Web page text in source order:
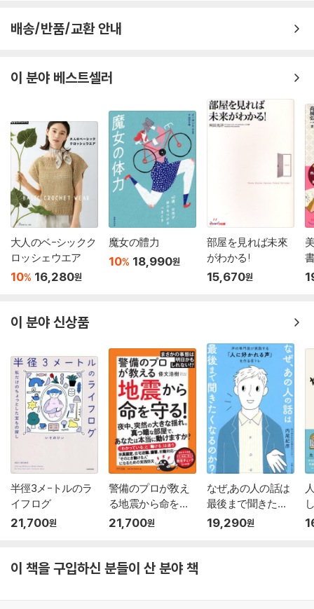
배송/반품/교환 안내
이 분야 베스트셀러
大人のベ-シックク
ロッシェウエア
10% 16,280원
魔女の體力
10% 18,990원
部屋を見れば未來
がわかる!
15,670원
이 분야 신상품
半徑3メ-トルのラ
イフログ
21,700원
警備のプロが敎え
る地震から命を守
る!
21,700원
なぜ,あの人の話は
最後まで聞きたく
なるの
19,290원
이 책을 구입하신 분들이 산 분야 책